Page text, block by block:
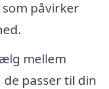
påvirker
mellem
passer til din